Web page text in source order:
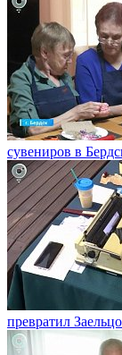
сувениров в
превратил